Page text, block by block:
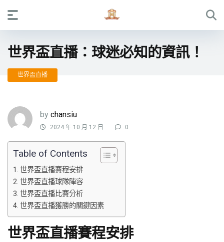
世界盃直播：球迷必知的資訊！
世界盃直播
by chansiu
2024 年 10 月 12 日 0
Table of Contents
世界盃直播賽程安排
世界盃直播球隊陣容
世界盃直播比賽分析
世界盃直播獲勝的關鍵因素
世界盃直播賽程安排